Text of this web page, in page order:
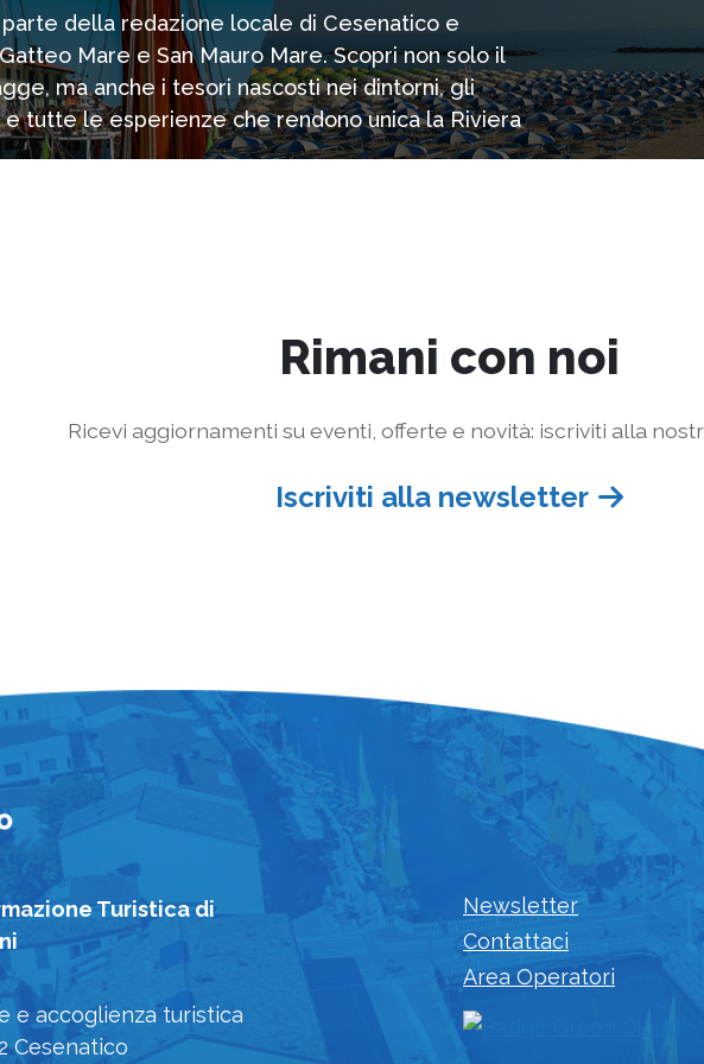
della redazione locale di Cesenatico e
Mare e San Mauro Mare. Scopri non solo il
ma anche i tesori nascosti nei dintorni, gli
tutte le esperienze che rendono unica la Riviera
Rimani con noi
Ricevi aggiornamenti su eventi, offerte e novità: iscriviti alla
Iscriviti alla newsletter
Turistica di
e accoglienza turistica
Cesenatico
Newsletter
Contattaci
Area Operatori